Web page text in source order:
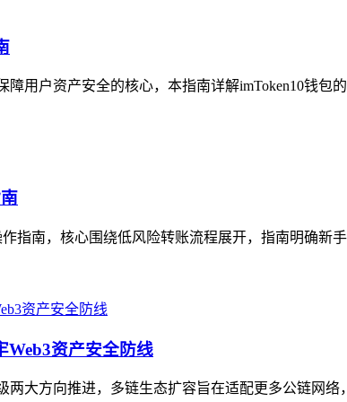
用户资产安全的核心，本指南详解imToken10钱包
指南，核心围绕低风险转账流程展开，指南明确新
Web3资产安全防线
大方向推进，多链生态扩容旨在适配更多公链网